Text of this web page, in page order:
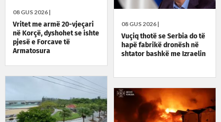
08 GUS 2026 |
Vritet me armë 20-vjeçari
në Korçë, dyshohet se ishte
pjesë e Forcave të
Armatosura
08 GUS 2026 |
Vuçiq thotë se Serbia do të
hapë fabrikë dronësh në
shtator bashkë me Izraelin